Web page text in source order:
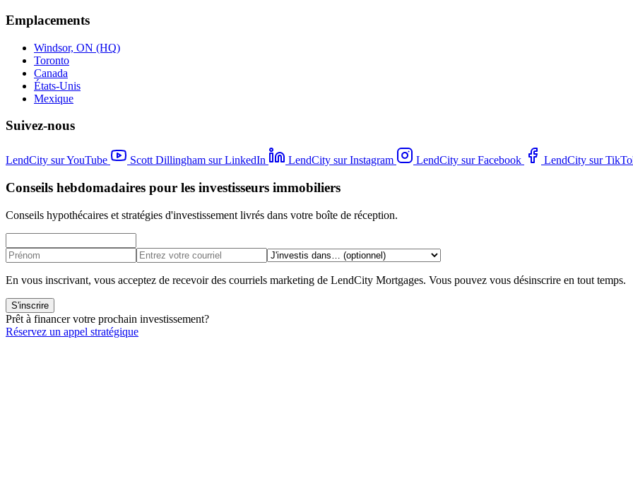
Emplacements
Windsor, ON (HQ)
Toronto
Canada
États-Unis
Mexique
Suivez-nous
LendCity sur YouTube Scott Dillingham sur LinkedIn LendCity sur Instagram LendCity sur Facebook LendCity sur
Conseils hebdomadaires pour les investisseurs immobiliers
Conseils hypothécaires et stratégies d'investissement livrés dans votre boîte de réception.
En vous inscrivant, vous acceptez de recevoir des courriels marketing de LendCity Mortgages. Vous pouvez vous désinscrire en tout temps.
S'inscrire
Prêt à financer votre prochain investissement?
Réservez un appel stratégique